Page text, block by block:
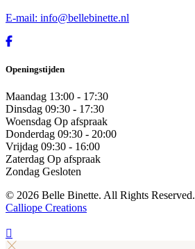
E-mail: info@bellebinette.nl
Openingstijden
Maandag 13:00 - 17:30
Dinsdag 09:30 - 17:30
Woensdag Op afspraak
Donderdag 09:30 - 20:00
Vrijdag 09:30 - 16:00
Zaterdag Op afspraak
Zondag Gesloten
© 2026 Belle Binette. All Rights Reserved.
Calliope Creations